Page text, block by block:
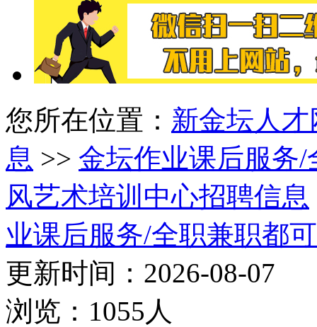
您所在位置： 新金坛人才
息 >> 金坛作业课后服务
风艺术培训中心招聘信息
业课后服务/全职兼职都可
更新时间：2026-08-07
浏览：1055人